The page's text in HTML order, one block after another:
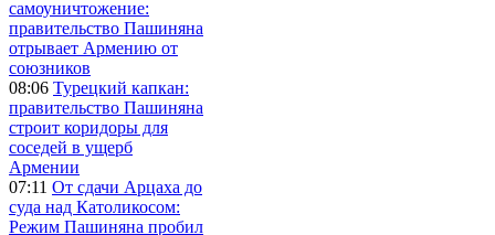
самоуничтожение:
правительство Пашиняна
отрывает Армению от
союзников
08:06 Турецкий капкан:
правительство Пашиняна
строит коридоры для
соседей в ущерб
Армении
07:11 От сдачи Арцаха до
суда над Католикосом:
Режим Пашиняна пробил